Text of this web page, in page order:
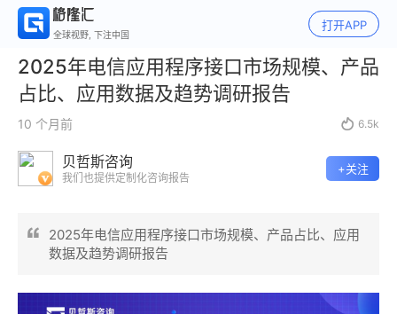
全球视野, 下注中国
打开APP
2025年电信应用程序接口市场规模、产品
占比、应用数据及趋势调研报告
10 个月前  6.5k
贝哲斯咨询
我们也提供定制化咨询报告
+关注
2025年电信应用程序接口市场规模、产品占比、应用
数据及趋势调研报告